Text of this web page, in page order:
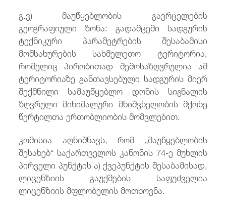
გ.ვ) მაუწყებლობის გავრცელების
გეოგრაფიული ზონა: გადამცემი სადგურის
ტექნიკური პარამეტრების შესაბამისი
მომსახურების სახმელეთო ტერიტორია,
რომელიც პირობითად შემოსაზღვრულია ამ
ტერიტორიაზე განთავსებული სადგურის მიერ
შექმნილი სამაუწყებლო დონის სიგნალის
ზღვრული მინიმალური მნიშვნელობის მქონე
წერტილთა ერთობლიობის მომვლებით.
კომისია აღნიშნავს, რომ „მაუწყებლობის
შესახებ“ საქართველოს კანონის 74-ე მუხლის
პირველი პუნქტის ა) ქვეპუნქტის შესაბამისად,
ლიცენზიის გაუქმების საფუძველია
ლიცენზიის მფლობელის მოთხოვნა.